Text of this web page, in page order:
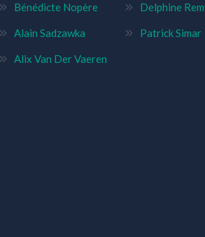
Bénédicte Nopère Delphine
Alain Sadzawka Patrick Simar
Alix Van Der Vaeren